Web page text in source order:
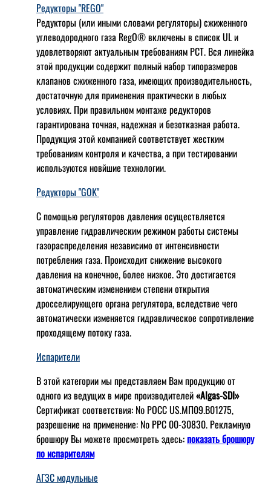
Редукторы "REGO"
Редукторы (или иными словами регуляторы) сжиженного
углеводородного газа RegO® включены в список UL и
удовлетворяют актуальным требованиям РСТ. Вся линейка
этой продукции содержит полный набор типоразмеров
клапанов сжиженного газа, имеющих производительность,
достаточную для применения практически в любых
условиях. При правильном монтаже редукторов
гарантирована точная, надежная и безотказная работа.
Продукция этой компанией соответствует жестким
требованиям контроля и качества, а при тестировании
используются новйшие технологии.
Редукторы "GOK"
С помощью регуляторов давления осуществляется
управление гидравлическим режимом работы системы
газораспределения независимо от интенсивности
потребления газа. Происходит снижение высокого
давления на конечное, более низкое. Это достигается
автоматическим изменением степени открытия
дросселирующего органа регулятора, вследствие чего
автоматически изменяется гидравлическое сопротивление
проходящему потоку газа.
Испарители
В этой категории мы представляем Вам продукцию от
одного из ведущих в мире производителей«Algas-SDI»
Сертификат соответствия: № РОСС US.МП09.В01275,
разрешение на применение: № РРС 00-30830. Рекламную
брошюру Вы можете просмотреть здесь:показать брошюру
по испарителям
АГЗС модульные